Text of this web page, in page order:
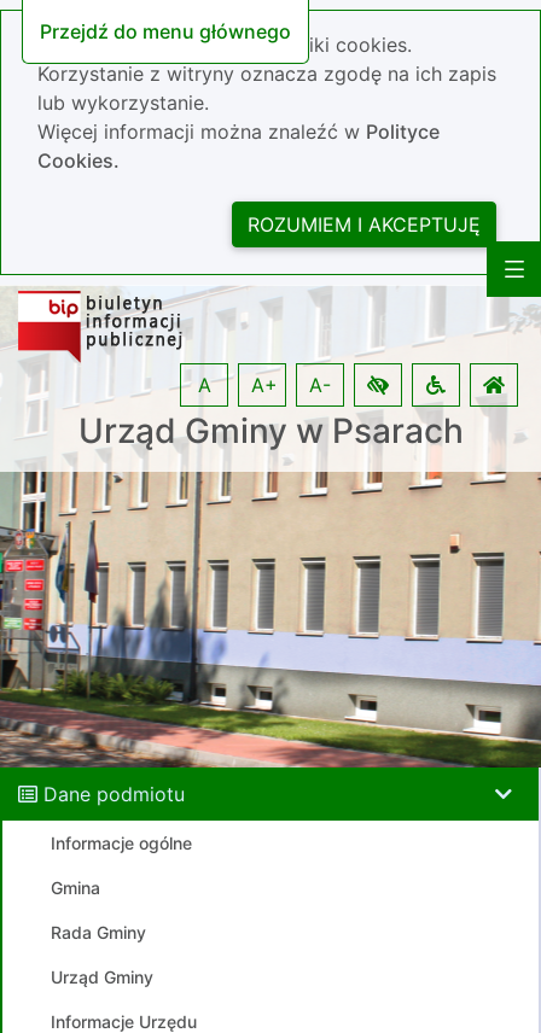
Przejdź do menu głównego
Nasza strona wykorzystuje pliki cookies.
Korzystanie z witryny oznacza zgodę na ich zapis
lub wykorzystanie.
Więcej informacji można znaleźć w Polityce
Cookies.
ROZUMIEM I AKCEPTUJĘ
Urząd Gminy w Psarach
A A+ A-
Dane podmiotu
Informacje ogólne
Gmina
Rada Gminy
Urząd Gminy
Informacje Urzędu